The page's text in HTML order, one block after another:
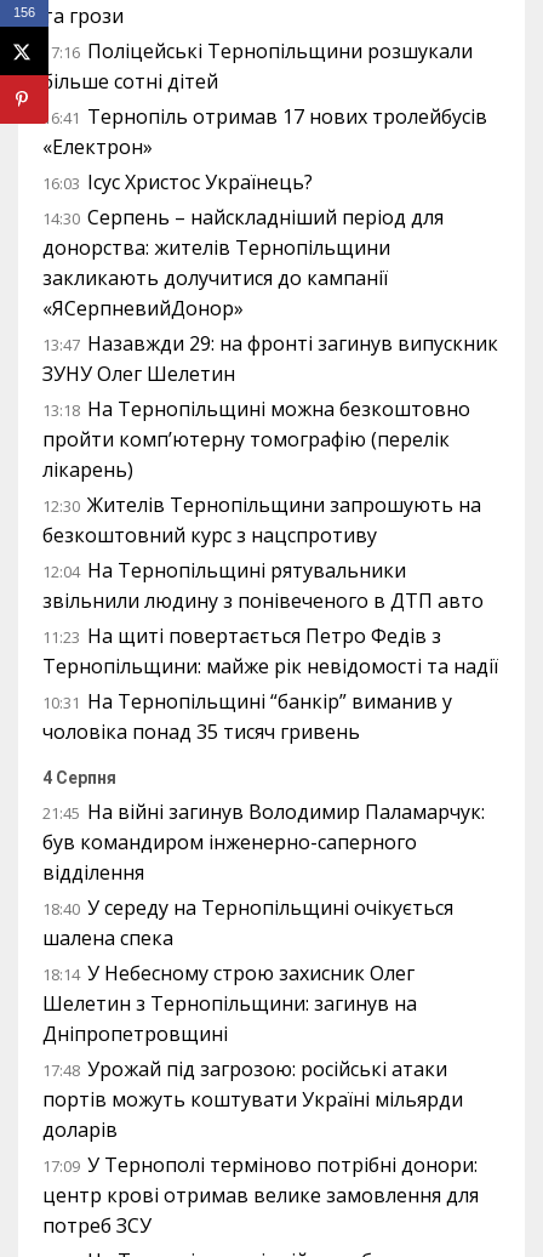
та грози
17:16 Поліцейські Тернопільщини розшукали
більше сотні дітей
16:41 Тернопіль отримав 17 нових тролейбусів
«Електрон»
16:03 Ісус Христос Українець?
14:30 Серпень – найскладніший період для
донорства: жителів Тернопільщини
закликають долучитися до кампанії
«ЯСерпневийДонор»
13:47 Назавжди 29: на фронті загинув випускник
ЗУНУ Олег Шелетин
13:18 На Тернопільщині можна безкоштовно
пройти комп’ютерну томографію (перелік
лікарень)
12:30 Жителів Тернопільщини запрошують на
безкоштовний курс з нацспротиву
12:04 На Тернопільщині рятувальники
звільнили людину з понівеченого в ДТП авто
11:23 На щиті повертається Петро Федів з
Тернопільщини: майже рік невідомості та надії
10:31 На Тернопільщині “банкір” виманив у
чоловіка понад 35 тисяч гривень
4 Серпня
21:45 На війні загинув Володимир Паламарчук:
був командиром інженерно-саперного
відділення
18:40 У середу на Тернопільщині очікується
шалена спека
18:14 У Небесному строю захисник Олег
Шелетин з Тернопільщини: загинув на
Дніпропетровщині
17:48 Урожай під загрозою: російські атаки
портів можуть коштувати Україні мільярди
доларів
17:09 У Тернополі терміново потрібні донори:
центр крові отримав велике замовлення для
потреб ЗСУ
156